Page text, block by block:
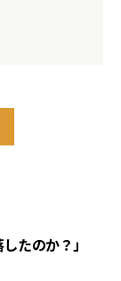
たのか？」